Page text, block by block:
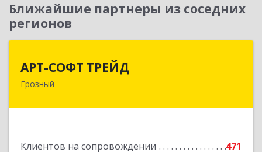
Ближайшие партнеры из соседних
регионов
АРТ-СОФТ ТРЕЙД
Грозный
Клиентов на сопровождении 471
364013, Чеченская Респ, Грозный г, Полярников